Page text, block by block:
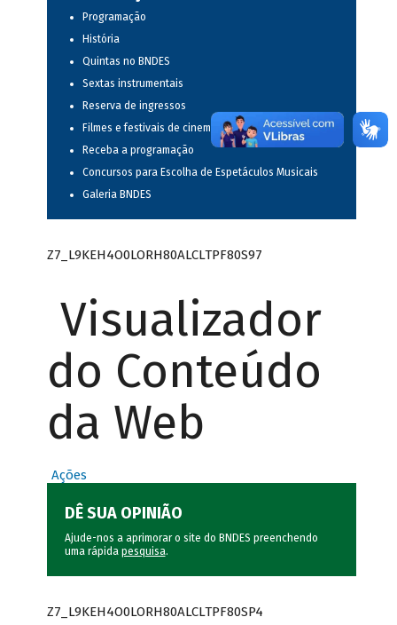
Programação
História
Quintas no BNDES
Sextas instrumentais
Reserva de ingressos
Filmes e festivais de cinema
Receba a programação
Concursos para Escolha de Espetáculos Musicais
Galeria BNDES
Z7_L9KEH4O0LORH80ALCLTPF80S97
Visualizador
do Conteúdo
da Web
Ações
DÊ SUA OPINIÃO
Ajude-nos a aprimorar o site do BNDES preenchendo
uma rápida pesquisa.
Z7_L9KEH4O0LORH80ALCLTPF80SP4